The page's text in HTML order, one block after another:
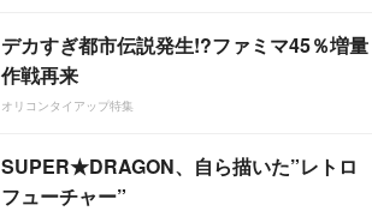
デカすぎ都市伝説発生!?ファミマ45％増量
作戦再来
オリコンタイアップ特集
SUPER★DRAGON、自ら描いた”レトロ
フューチャー”